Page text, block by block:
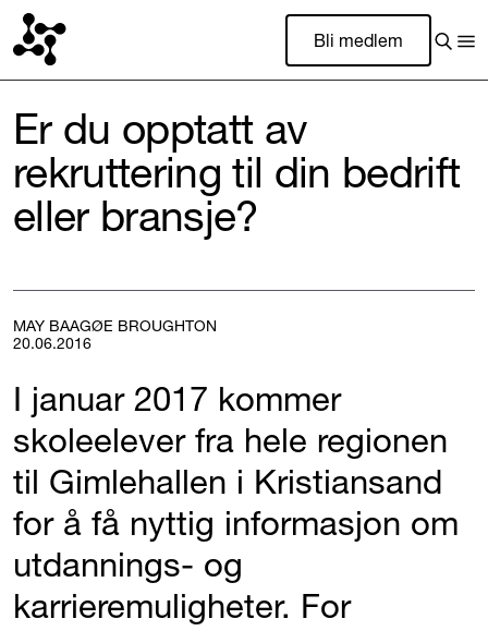
Bli medlem
Er du opptatt av
rekruttering til din bedrift
eller bransje?
MAY BAAGØE BROUGHTON
20.06.2016
I januar 2017 kommer
skoleelever fra hele regionen
til Gimlehallen i Kristiansand
for å få nyttig informasjon om
utdannings- og
karrieremuligheter. For